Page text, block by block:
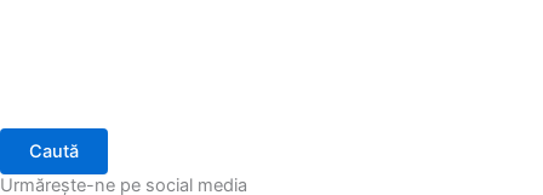
Caută
Urmărește-ne pe social media